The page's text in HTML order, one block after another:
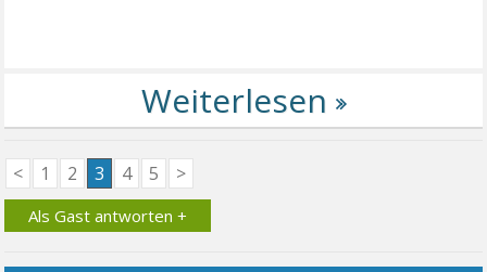
< 1 2 3 4 5 >
Als Gast antworten +